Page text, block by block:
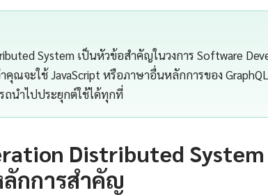
System เป็นหัวข้อสำคัญในวงการ Software
ณจะใช้ JavaScript หรือภาษาอื่นหลักการของ
ถนำไปประยุกต์ใช้ได้ทุกที่
Distributed
กการสำคัญ